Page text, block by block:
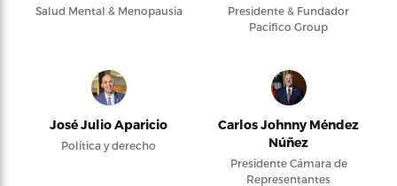
Salud Mental & Menopausia
Presidente & Fundador
Pacifico Group
José Julio Aparicio
Política y derecho
Carlos Johnny Méndez
Núñez
Presidente Cámara de
Representantes